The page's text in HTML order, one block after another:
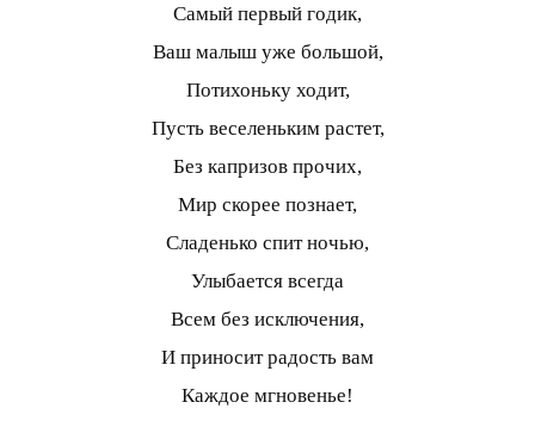
Самый первый годик,
Ваш малыш уже большой,
Потихоньку ходит,
Пусть веселеньким растет,
Без капризов прочих,
Мир скорее познает,
Сладенько спит ночью,
Улыбается всегда
Всем без исключения,
И приносит радость вам
Каждое мгновенье!